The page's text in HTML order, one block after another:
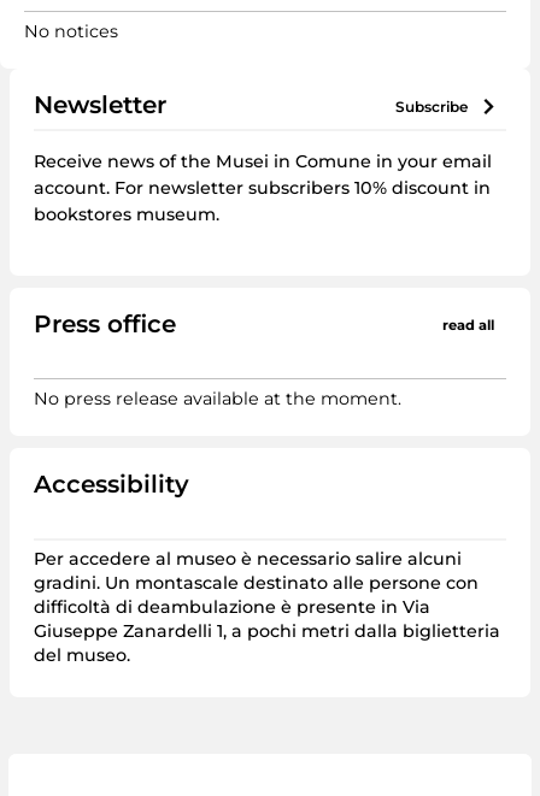
No notices
Newsletter subscribe
Receive news of the Musei in Comune in your email
account. For newsletter subscribers 10% discount in
bookstores museum.
Press office read all
No press release available at the moment.
Accessibility
Per accedere al museo è necessario salire alcuni
gradini. Un montascale destinato alle persone con
difficoltà di deambulazione è presente in Via
Giuseppe Zanardelli 1, a pochi metri dalla biglietteria
del museo.